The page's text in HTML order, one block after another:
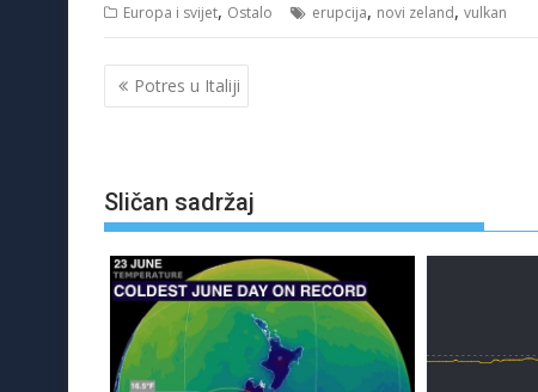
Europa i svijet, Ostalo erupcija, novi zeland, vulkan
Navigacija
objava
Potres u Italiji
Sličan sadržaj